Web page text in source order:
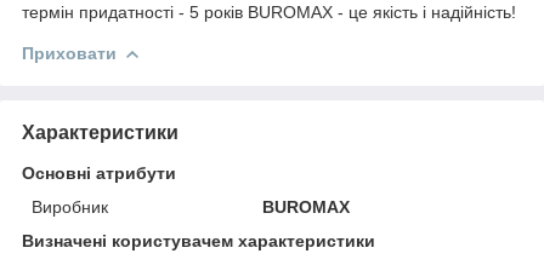
термін придатності - 5 років BUROMAX - це якість і надійність!
Приховати
Характеристики
Основні атрибути
Виробник
BUROMAX
Визначені користувачем характеристики